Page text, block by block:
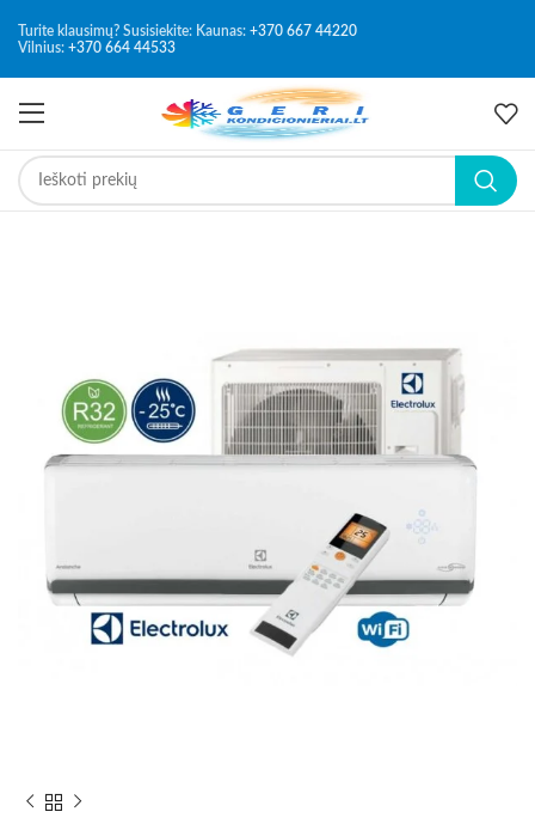
Turite klausimų? Susisiekite: Kaunas: +370 667 44220
Vilnius: +370 664 44533